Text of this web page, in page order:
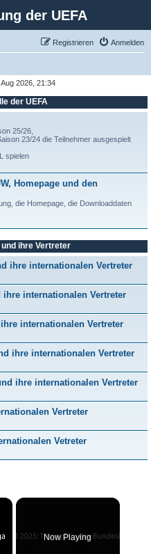
der UEFA
Anmelden
Registrieren
2026, 21:34
der UEFA
25/26,
23/24 die Teilnehmer ausgespielt
spielen
Homepage und den
die Homepage, die Downloaddaten
ihre Vertreter
ihre internationalen Vertreter
internationalen Vertreter
internationalen Vertreter
ihre internationalen Vertreter
ihre internationalen Vertreter
Vertreter
Vetreter
×
Now Playing